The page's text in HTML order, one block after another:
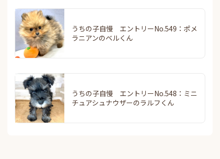
うちの子自慢 エントリーNo.549：ポメ
ラニアンのベルくん
うちの子自慢 エントリーNo.548：ミニ
チュアシュナウザーのラルフくん